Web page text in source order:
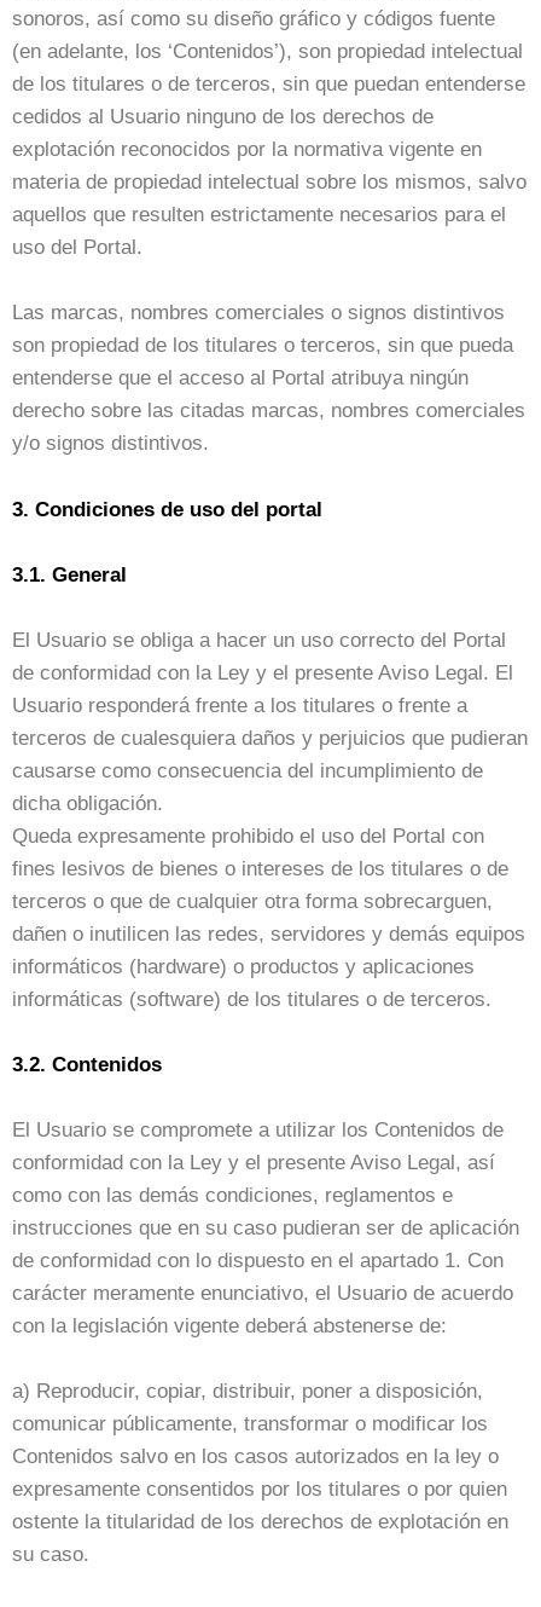
sonoros, así como su diseño gráfico y códigos fuente
(en adelante, los ‘Contenidos’), son propiedad intelectual
de los titulares o de terceros, sin que puedan entenderse
cedidos al Usuario ninguno de los derechos de
explotación reconocidos por la normativa vigente en
materia de propiedad intelectual sobre los mismos, salvo
aquellos que resulten estrictamente necesarios para el
uso del Portal.
Las marcas, nombres comerciales o signos distintivos
son propiedad de los titulares o terceros, sin que pueda
entenderse que el acceso al Portal atribuya ningún
derecho sobre las citadas marcas, nombres comerciales
y/o signos distintivos.
3. Condiciones de uso del portal
3.1. General
El Usuario se obliga a hacer un uso correcto del Portal
de conformidad con la Ley y el presente Aviso Legal. El
Usuario responderá frente a los titulares o frente a
terceros de cualesquiera daños y perjuicios que pudieran
causarse como consecuencia del incumplimiento de
dicha obligación.
Queda expresamente prohibido el uso del Portal con
fines lesivos de bienes o intereses de los titulares o de
terceros o que de cualquier otra forma sobrecarguen,
dañen o inutilicen las redes, servidores y demás equipos
informáticos (hardware) o productos y aplicaciones
informáticas (software) de los titulares o de terceros.
3.2. Contenidos
El Usuario se compromete a utilizar los Contenidos de
conformidad con la Ley y el presente Aviso Legal, así
como con las demás condiciones, reglamentos e
instrucciones que en su caso pudieran ser de aplicación
de conformidad con lo dispuesto en el apartado 1. Con
carácter meramente enunciativo, el Usuario de acuerdo
con la legislación vigente deberá abstenerse de:
a) Reproducir, copiar, distribuir, poner a disposición,
comunicar públicamente, transformar o modificar los
Contenidos salvo en los casos autorizados en la ley o
expresamente consentidos por los titulares o por quien
ostente la titularidad de los derechos de explotación en
su caso.